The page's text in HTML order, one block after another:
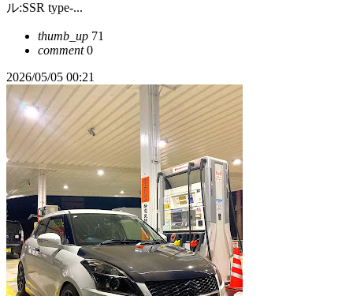
ル:SSR type-...
thumb_up 71
comment0
2026/05/05 00:21